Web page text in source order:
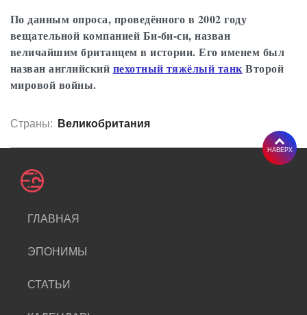
По данным опроса, проведённого в 2002 году
вещательной компанией Би-би-си, назван
величайшим британцем в истории. Его именем был
назван английский пехотный тяжёлый танк Второй
мировой войны.
Страны: Великобритания
ГЛАВНАЯ
ЭПОНИМЫ
СТАТЬИ
НАВЕРХ